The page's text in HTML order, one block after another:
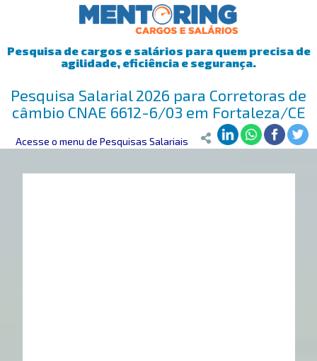
Pesquisa de cargos e salários para quem precisa de
agilidade, eficiência e segurança.
Pesquisa Salarial 2026 para Corretoras de
câmbio CNAE 6612-6/03 em Fortaleza/CE
Mentoring>Pesquisa Salarial>Fortaleza/CE>Corretoras de
Acesse o menu de Pesquisas Salariais